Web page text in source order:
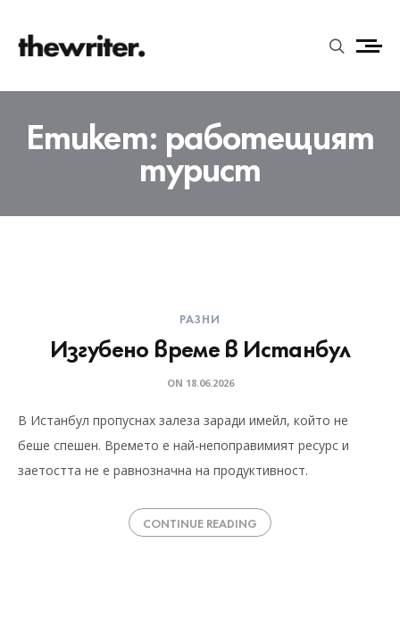
Етикет: работещият
турист
РАЗНИ
Изгубено време в Истанбул
ON 18.06.2026
В Истанбул пропуснах залеза заради имейл, който не
беше спешен. Времето е най-непоправимият ресурс и
заетостта не е равнозначна на продуктивност.
CONTINUE READING